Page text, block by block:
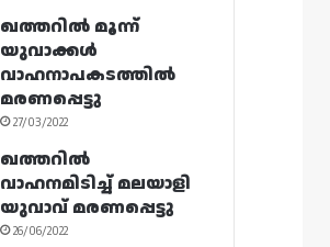
ഖത്തറിൽ മൂന്ന്
യുവാക്കൾ
വാഹനാപകടത്തിൽ
മരണപ്പെട്ടു
27/03/2022
ഖത്തറിൽ
വാഹനമിടിച്ച് മലയാളി
യുവാവ് മരണപ്പെട്ടു
26/06/2022